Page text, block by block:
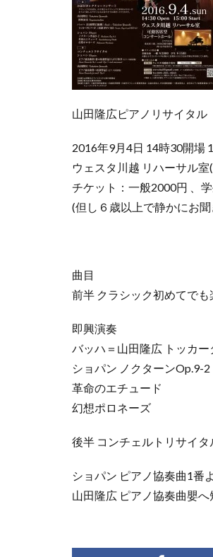
山田隆広ピアノリサイタル
2016年9月4日 14時30開場
ウェスタ川越 リハーサル
チケット：一般2000円 、
(但し６歳以上で静かにお
曲目
前半 クラシック初めてで
即興演奏
バッハ＝山田隆広 トッカ
ショパン ノクターンOp.9-2
革命のエチュード
幻想ポロネーズ
後半 コンチェルトリサイタ
ショパン ピアノ協奏曲1番
山田隆広 ピアノ協奏曲嬰